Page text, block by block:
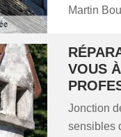
Martin
VOUS
Jonction
sensibles